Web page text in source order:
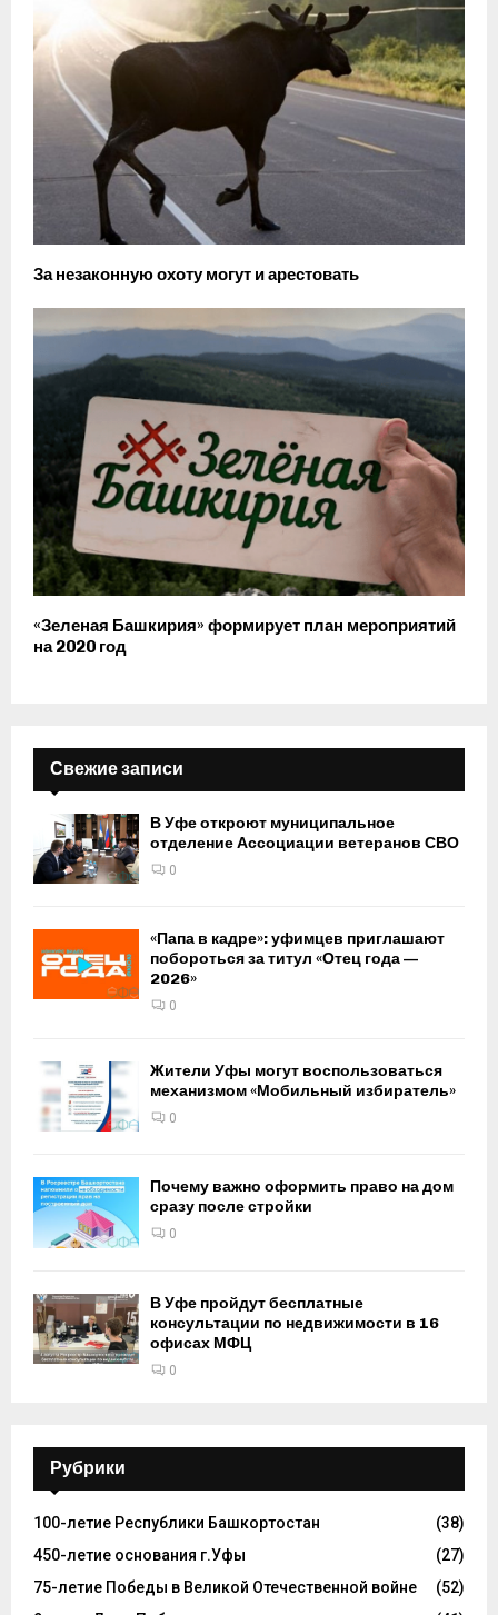
За незаконную охоту могут и арестовать
«Зеленая Башкирия» формирует план мероприятий
на 2020 год
Свежие записи
В Уфе откроют муниципальное
отделение Ассоциации ветеранов СВО
0
«Папа в кадре»: уфимцев приглашают
побороться за титул «Отец года —
2026»
0
Жители Уфы могут воспользоваться
механизмом «Мобильный избиратель»
0
Почему важно оформить право на дом
сразу после стройки
0
В Уфе пройдут бесплатные
консультации по недвижимости в 16
офисах МФЦ
0
Рубрики
100-летие Республики Башкортостан
(38)
450-летие основания г.Уфы
(27)
75-летие Победы в Великой Отечественной войне
(52)